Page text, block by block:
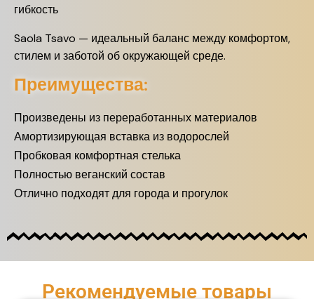
гибкость
Saola Tsavo — идеальный баланс между комфортом,
стилем и заботой об окружающей среде.
Преимущества:
Произведены из переработанных материалов
Амортизирующая вставка из водорослей
Пробковая комфортная стелька
Полностью веганский состав
Отлично подходят для города и прогулок
Рекомендуемые товары